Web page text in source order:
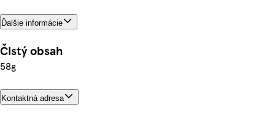
Ďalšie informácie
Čistý obsah
58g
Kontaktná adresa